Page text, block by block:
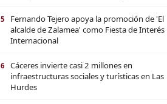
5
Fernando Tejero apoya la promoción de 'El
alcalde de Zalamea' como Fiesta de Interés
Internacional
6
Cáceres invierte casi 2 millones en
infraestructuras sociales y turísticas en Las
Hurdes